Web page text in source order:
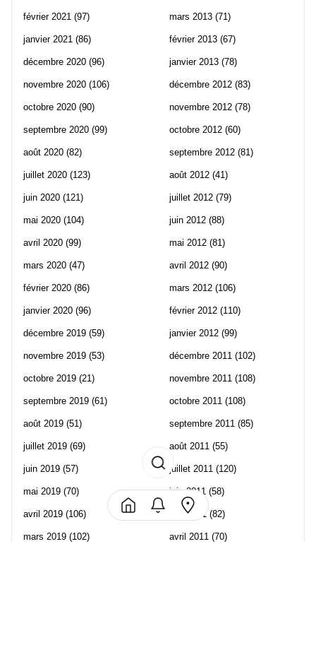
février 2021 (97)
janvier 2021 (86)
décembre 2020 (96)
novembre 2020 (106)
octobre 2020 (90)
septembre 2020 (99)
août 2020 (82)
juillet 2020 (123)
juin 2020 (121)
mai 2020 (104)
avril 2020 (99)
mars 2020 (47)
février 2020 (86)
janvier 2020 (96)
décembre 2019 (59)
novembre 2019 (53)
octobre 2019 (21)
septembre 2019 (61)
août 2019 (51)
juillet 2019 (69)
juin 2019 (57)
mai 2019 (70)
avril 2019 (106)
mars 2019 (102)
mars 2013 (71)
février 2013 (67)
janvier 2013 (78)
décembre 2012 (83)
novembre 2012 (78)
octobre 2012 (60)
septembre 2012 (81)
août 2012 (41)
juillet 2012 (79)
juin 2012 (88)
mai 2012 (81)
avril 2012 (90)
mars 2012 (106)
février 2012 (110)
janvier 2012 (99)
décembre 2011 (102)
novembre 2011 (108)
octobre 2011 (108)
septembre 2011 (85)
août 2011 (55)
juillet 2011 (120)
juin 2011 (58)
mai 2011(82)
avril 2011 (70)